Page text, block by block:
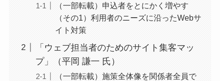
（一部転載）申込者をとにかく増やす
（その1）利用者のニーズに沿ったWebサ
イト対策
「ウェブ担当者のためのサイト集客マッ
プ」（平岡 謙一 氏）
（一部転載）施策全体像を関係者全員で